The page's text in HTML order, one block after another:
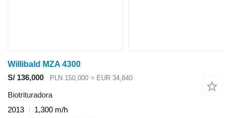
Willibald MZA 4300
S/ 136,000
PLN 150,000 ≈ EUR 34,840
Biotrituradora
2013
1,300 m/h